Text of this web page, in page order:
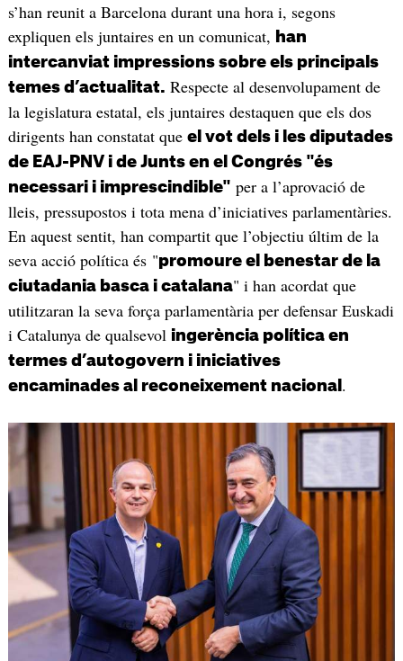
s’han reunit a Barcelona durant una hora i, segons
expliquen els juntaires en un comunicat, han
intercanviat impressions sobre els principals
temes d’actualitat. Respecte al desenvolupament de
la legislatura estatal, els juntaires destaquen que els dos
dirigents han constatat que el vot dels i les diputades
de EAJ-PNV i de Junts en el Congrés "és
necessari i imprescindible" per a l’aprovació de
lleis, pressupostos i tota mena d’iniciatives parlamentàries.
En aquest sentit, han compartit que l’objectiu últim de la
seva acció política és "promoure el benestar de la
ciutadania basca i catalana" i han acordat que
utilitzaran la seva força parlamentària per defensar Euskadi
i Catalunya de qualsevol ingerència política en
termes d’autogovern i iniciatives
encaminades al reconeixement nacional .